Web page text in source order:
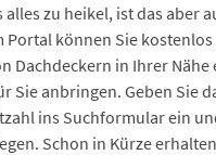
alles zu heikel, ist das aber
Portal können Sie
Dachdeckern in Ihrer
Sie anbringen. Geben Sie
ins Suchformular ein
Schon in Kürze